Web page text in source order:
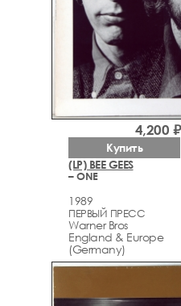
(LP) BEE GEES
– ONE
1989
ПЕРВЫЙ ПРЕСС
Warner Bros
England & Europe
(Germany)
4,200 ₽
Купить